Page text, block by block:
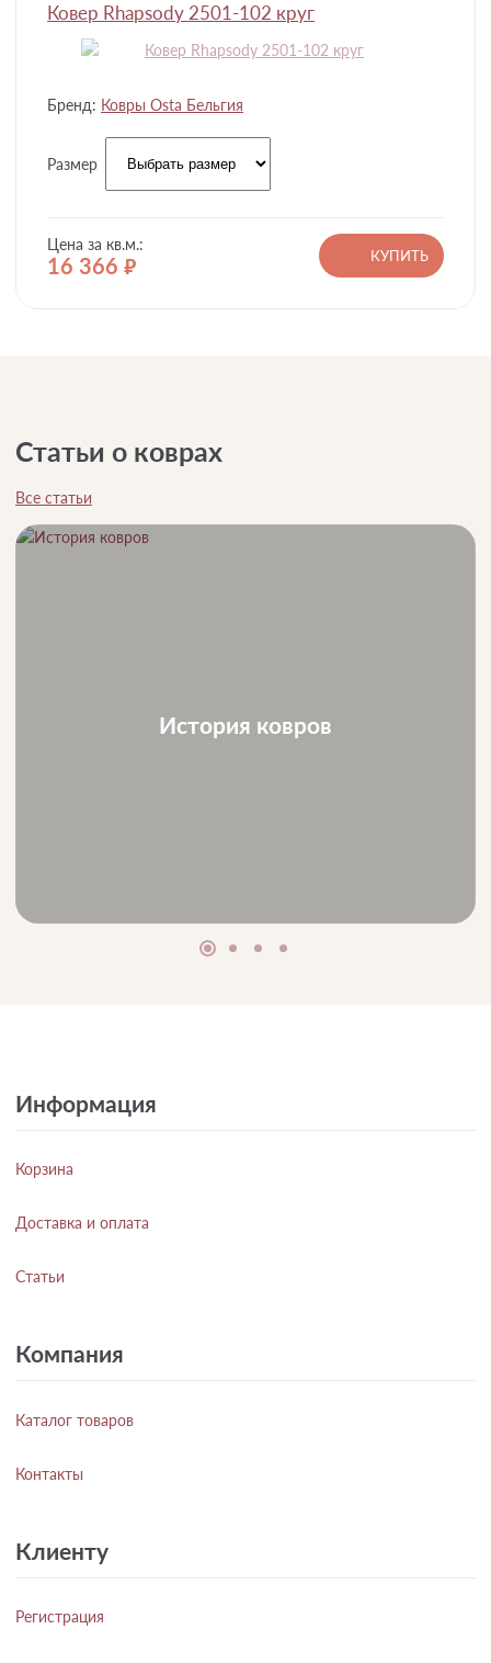
Ковер Rhapsody 2501-102 круг
Бренд: Ковры Osta Бельгия
Размер
Цена за кв.м.:
16 366 руб.
КУПИТЬ
Статьи о коврах
Все статьи
История ковров
Информация
Корзина
Доставка и оплата
Статьи
Компания
Каталог товаров
Контакты
Клиенту
Регистрация